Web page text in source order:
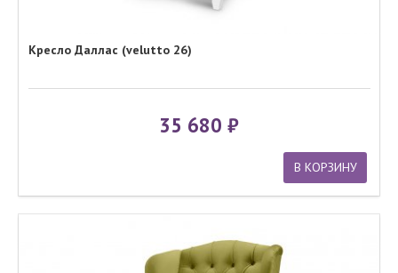
Кресло Даллас (velutto 26)
35 680
В КОРЗИНУ